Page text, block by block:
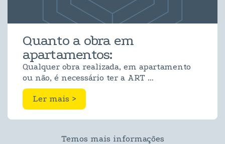
Quanto a obra em
apartamentos:
Qualquer obra realizada, em apartamento
ou não, é necessário ter a ART …
Ler mais >
Temos mais informações